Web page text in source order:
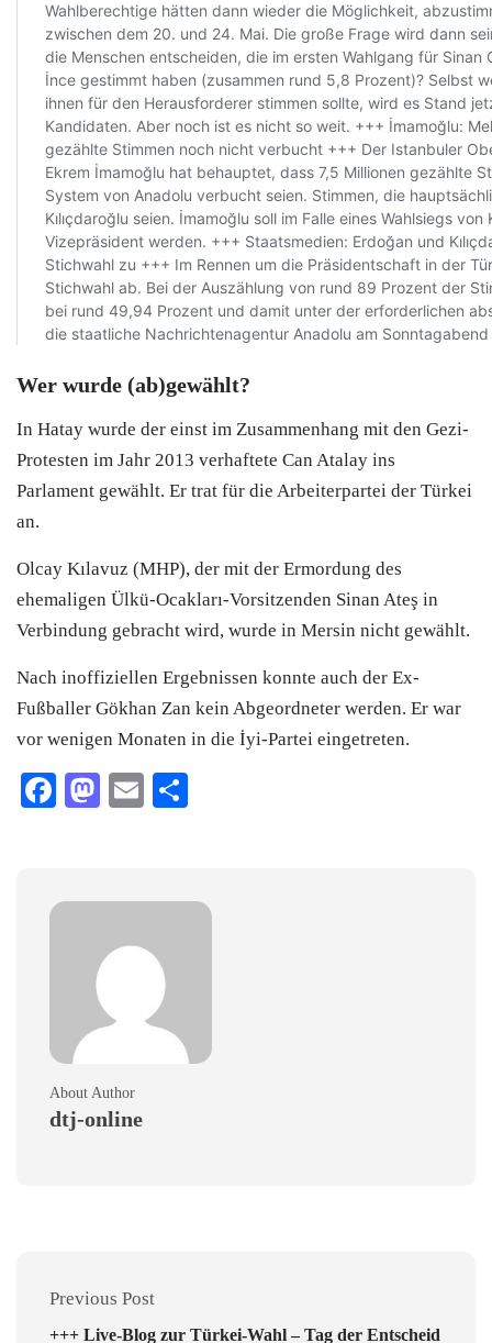
Wer wurde (ab)gewählt?
In Hatay wurde der einst im Zusammenhang mit den Gezi-
Protesten im Jahr 2013 verhaftete Can Atalay ins
Parlament gewählt. Er trat für die Arbeiterpartei der Türkei
an.
Olcay Kılavuz (MHP), der mit der Ermordung des
ehemaligen Ülkü-Ocakları-Vorsitzenden Sinan Ateş in
Verbindung gebracht wird, wurde in Mersin nicht gewählt.
Nach inoffiziellen Ergebnissen konnte auch der Ex-
Fußballer Gökhan Zan kein Abgeordneter werden. Er war
vor wenigen Monaten in die İyi-Partei eingetreten.
Facebook
Mastodon
Email
About Author
dtj-online
Previous Post
+++ Live-Blog zur Türkei-Wahl – Tag der Entscheid